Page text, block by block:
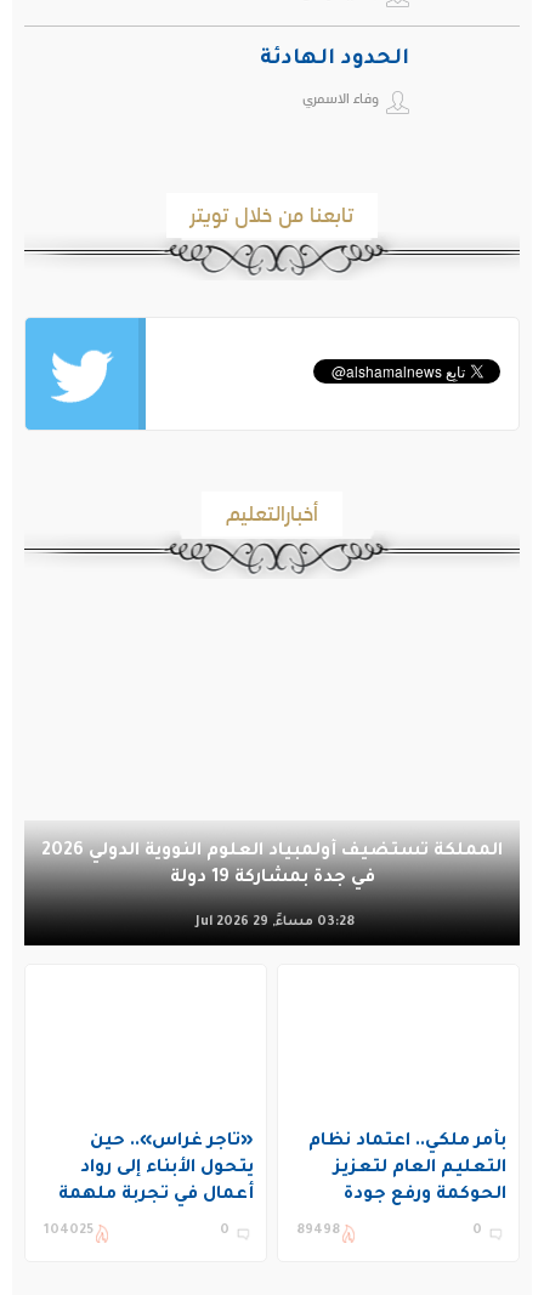
الحدود الهادئة
وفاء الاسمري
تابعنا من خلال تويتر
أخبارالتعليم
المملكة تستضيف أولمبياد العلوم النووية الدولي 2026
في جدة بمشاركة 19 دولة
03:28 مساءً, 29 Jul 2026
بأمر ملكي.. اعتماد نظام
التعليم العام لتعزيز
الحوكمة ورفع جودة
التعليم في المملكة
0
89498
«تاجر غراس».. حين
يتحول الأبناء إلى رواد
أعمال في تجربة ملهمة
بنادي غراس الصيفي
0
104025